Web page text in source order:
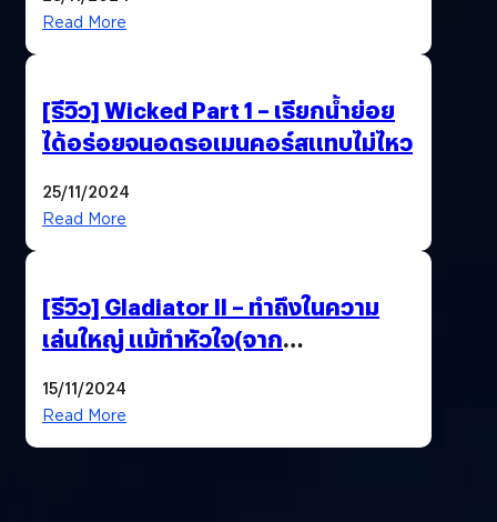
Read More
[รีวิว] Wicked Part 1 – เรียกน้ำย่อย
ได้อร่อยจนอดรอเมนคอร์สแทบไม่ไหว
25/11/2024
Read More
[รีวิว] Gladiator II – ทำถึงในความ
เล่นใหญ่ แม้ทำหัวใจ(จาก
15/11/2024
Read More